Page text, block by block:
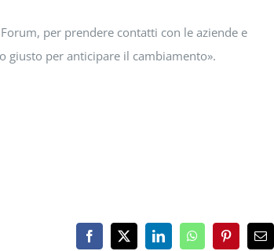
per prendere contatti con le aziende e
giusto per anticipare il cambiamento».